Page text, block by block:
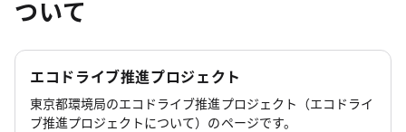
ついて
エコドライブ推進プロジェクト
東京都環境局のエコドライブ推進プロジェクト（エコドライ
ブ推進プロジェクトについて）のページです。